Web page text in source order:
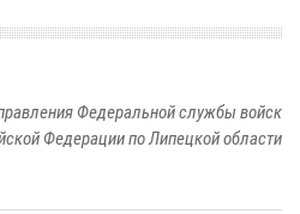
Федеральной службы войск
Федерации по Липецкой области